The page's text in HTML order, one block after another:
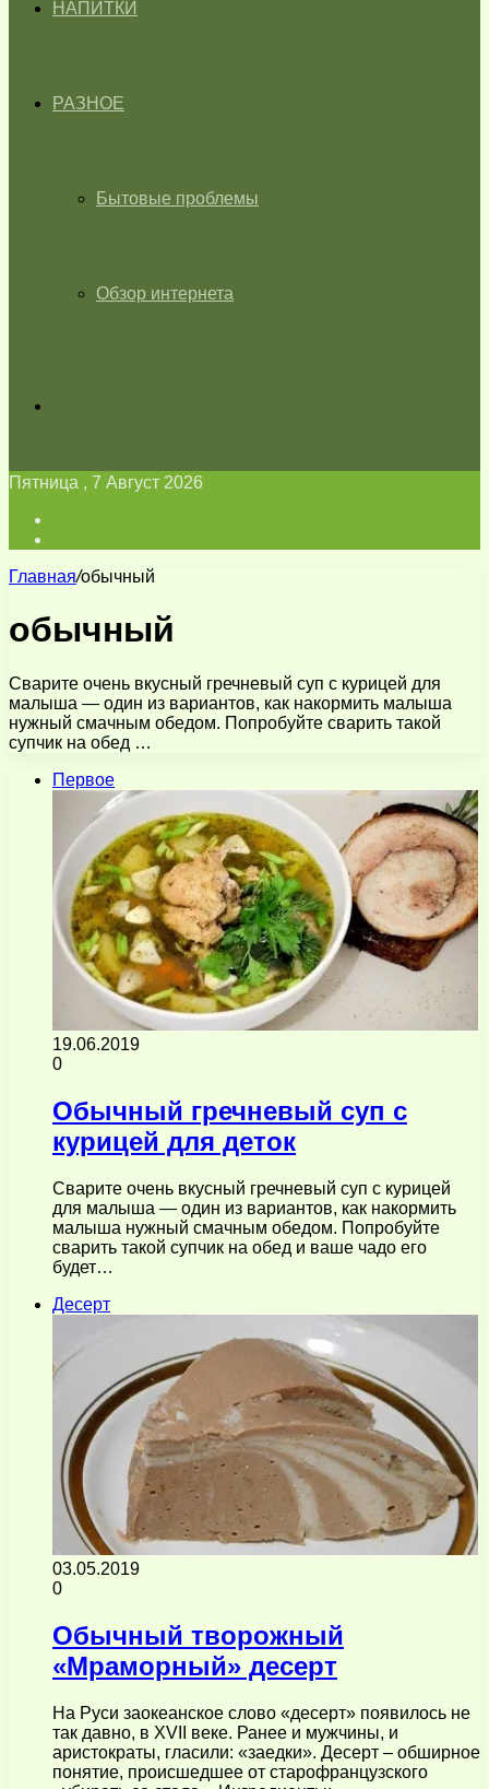
НАПИТКИ
РАЗНОЕ
Бытовые проблемы
Обзор интернета
Пятница , 7 Август 2026
Главная/обычный
обычный
Сварите очень вкусный гречневый суп с курицей для
малыша — один из вариантов, как накормить малыша
нужный смачным обедом. Попробуйте сварить такой
супчик на обед …
Первое
19.06.2019
0
Обычный гречневый суп с
курицей для деток
Сварите очень вкусный гречневый суп с курицей
для малыша — один из вариантов, как накормить
малыша нужный смачным обедом. Попробуйте
сварить такой супчик на обед и ваше чадо его
будет…
Десерт
03.05.2019
0
Обычный творожный
«Мраморный» десерт
На Руси заокеанское слово «десерт» появилось не
так давно, в XVII веке. Ранее и мужчины, и
аристократы, гласили: «заедки». Десерт – обширное
понятие, происшедшее от старофранцузского